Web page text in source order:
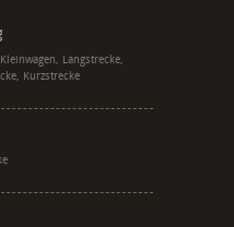
Langstrecke,
Kurzstrecke